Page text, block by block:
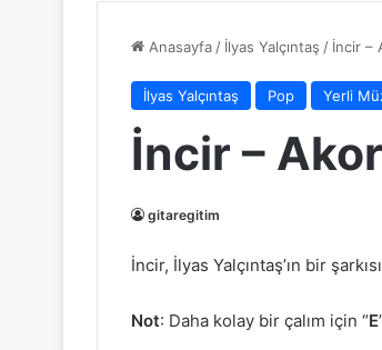
Anasayfa / İlyas Yalçıntaş / İncir –
İlyas Yalçıntaş Pop Yerli
İncir – Akor
gitaregitim
İncir, İlyas Yalçıntaş’ın bir
Not: Daha kolay bir çalım için “E